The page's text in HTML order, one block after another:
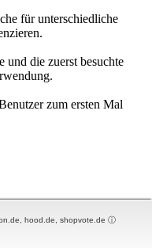
für unterschiedliche
und die zuerst besuchte
zum ersten Mal
zu gruppieren,
auf mehreren Checkout-
hood.de, shopvote.de ⓘ